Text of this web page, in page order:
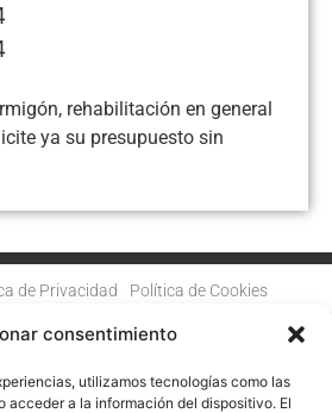
consentimiento
utilizamos tecnologías como las
acceder a la información del dispositivo. El
rehabilitación en general
ya su presupuesto sin
de Privacidad
Política de Cookies
Mapa web
EUROPEA CON EL PROGRAMA KIT
RECUPERACIÓN Y RESILENCIA